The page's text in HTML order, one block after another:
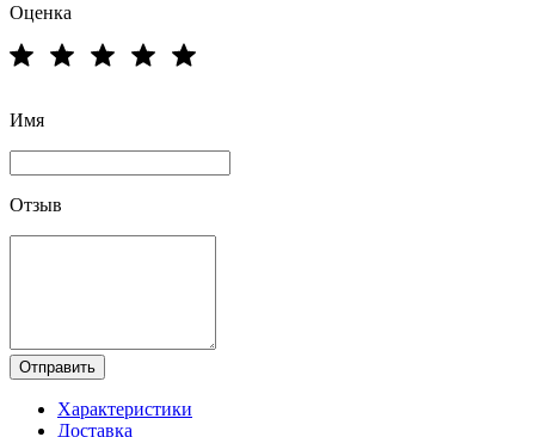
Оценка
Имя
Отзыв
Отправить
Характеристики
Доставка